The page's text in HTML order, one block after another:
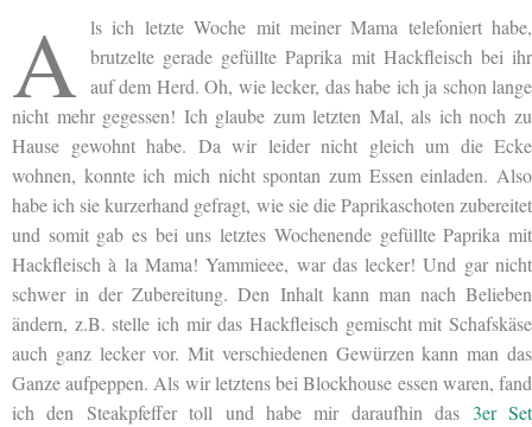
A ls ich letzte Woche mit meiner Mama telefoniert habe,
brutzelte gerade gefüllte Paprika mit Hackfleisch bei ihr
auf dem Herd. Oh, wie lecker, das habe ich ja schon lange
nicht mehr gegessen! Ich glaube zum letzten Mal, als ich noch zu
Hause gewohnt habe. Da wir leider nicht gleich um die Ecke
wohnen, konnte ich mich nicht spontan zum Essen einladen. Also
habe ich sie kurzerhand gefragt, wie sie die Paprikaschoten zubereitet
und somit gab es bei uns letztes Wochenende gefüllte Paprika mit
Hackfleisch à la Mama! Yammieee, war das lecker! Und gar nicht
schwer in der Zubereitung. Den Inhalt kann man nach Belieben
ändern, z.B. stelle ich mir das Hackfleisch gemischt mit Schafskäse
auch ganz lecker vor. Mit verschiedenen Gewürzen kann man das
Ganze aufpeppen. Als wir letztens bei Blockhouse essen waren, fand
ich den Steakpfeffer toll und habe mir daraufhin das 3er Set